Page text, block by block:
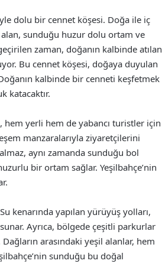
dolu bir cennet köşesi. Doğa ile iç
sunduğu huzur dolu ortam ve
zaman, doğanın kalbinde atılan
Bu cennet köşesi, doğaya duyulan
kalbinde bir cenneti keşfetmek
katacaktır.
hem yerli hem de yabancı turistler için
manzaralarıyla ziyaretçilerini
aynı zamanda sunduğu bol
bir ortam sağlar. Yeşilbahçe’nin
kenarında yapılan yürüyüş yolları,
Ayrıca, bölgede çeşitli parkurlar
arasındaki yeşil alanlar, hem
sunduğu bu doğal